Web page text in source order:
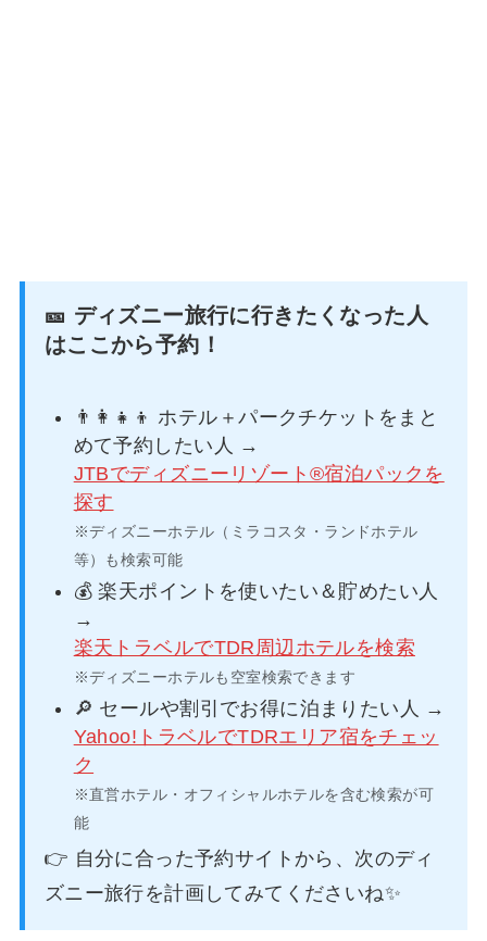
🎫 ディズニー旅行に行きたくなった人
はここから予約！
👨‍👩‍👧‍👦 ホテル＋パークチケットをまと
めて予約したい人 →
JTBでディズニーリゾート®宿泊パックを
探す
※ディズニーホテル（ミラコスタ・ランドホテル
等）も検索可能
💰 楽天ポイントを使いたい＆貯めたい人
→
楽天トラベルでTDR周辺ホテルを検索
※ディズニーホテルも空室検索できます
🔎 セールや割引でお得に泊まりたい人 →
Yahoo!トラベルでTDRエリア宿をチェッ
ク
※直営ホテル・オフィシャルホテルを含む検索が可
能
👉 自分に合った予約サイトから、次のディ
ズニー旅行を計画してみてくださいね✨